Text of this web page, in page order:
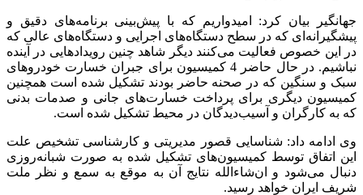
جهانگیر بیان کرد: امیدواریم که با پیش‌بینی برنامه‌های دقیق و
پیشگیرانه‌ای که در سطح دستگاه‌های اجرایی و دستگاه‌های عالی که
در این خصوص فعالیت می‌کنند دیگر شاهد چنین رویداد‌هایی در آینده
نباشیم. در حال حاضر 4 کمیسیون برای جبران خسارت خودرو‌های
سبک و سنگین که در صحنه حاضر بودند تشکیل شده است همچنین
کمیسیون دیگری برای پرداخت خسارت‌های جانی و صدمات بدنی
که به کارگران و آسیب‌دیدگان در محیط تشکیل شده است.
وی ادامه داد: شناسایی قصور مدیریتی و کارشناسی تشخیص علت
این اتفاق توسط کمیسیون‌های تشکیل شده به صورت شبانه‌روزی
دنبال می‌شود و ان‌شاءالله نتایج آن به موقع به سمع و نظر ملت
شریف ایران خواهد رسید.